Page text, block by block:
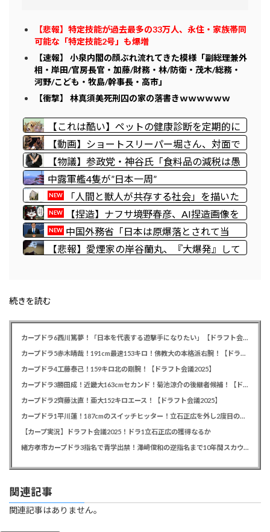
【悲報】特定技能が過去最多の33万人、永住・家族帯同
可能な「特定技能2号」も爆増
【速報】 小泉内閣の顔ぶれ流れてきた模様「副総理兼外
相・岸田/官房長官・加藤/財務・林/防衛・茂木/総務・
河野/こども・牧島/幹事長・高市」
【衝撃】 林真須美死刑囚の家の落書きｗｗｗｗｗｗ
【これは酷い】ペットの健康診断を定期的に
していない人、その理由が終わっていた…
「だって◯◯だし」
【動画】ショートスリーパー堀さん、対面で
高須幹弥にキレるｗｗｗｗｗｗｗｗｗ
【物議】参政党・神谷氏「食料品の減税は愚
策」←じゃあ他にどんな経済対策があるんだ
よ？
中露軍艦4隻が”日本一周”
NEW
「人間と獣人が共存する社会」を描いた
深夜アニメに喫煙、違法薬物の連想シーン
も…視聴者批判でBPO議論
NEW
【捏造】ナフサ境野春彦、AI捏造画像を
使った高市首相批判記事を公開→大炎上して
削除逃亡
NEW 中国外務省「日本は原爆落とされて当
然。どの国も同情なんかしない」
【悲報】愛煙家の岸谷蘭丸、『大爆発』して
続きを読む
カープドラ6西川篤夢！「日本を代表する遊撃手になりたい」【ドラフト会議2025】
カープドラ5赤木晴哉！191cm最速153キロ！佛教大の本格派右腕！【ドラフト会議2025】
カープドラ4工藤泰己！159キロ北の剛腕！【ドラフト会議2025】
カープドラ3勝田成！近畿大163cmセカンド！菊池涼介の後継者候補！【ドラフト会議2025】
カープドラ2齊藤汰直！亜大152キロエース！【ドラフト会議2025】
カープドラ1平川蓮！187cmのスイッチヒッター！立石正広を外し2度目の重複も新井監督がクジを引き当てる！【ドラフト会議2025】
【カープ実況】ドラフト会議2025！ドラ1立石正広の獲得なるか
緒方孝市カープドラ3指名で青学出禁！澤﨑俊和の逆指名まで10年間スカウト出禁
関連記事
関連記事はありません。